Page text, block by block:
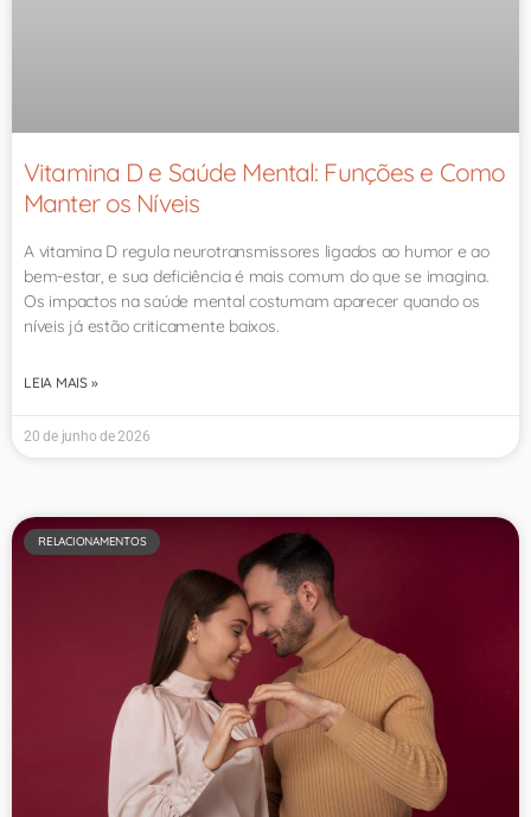
Vitamina D e Saúde Mental: Funções e Como
Manter os Níveis
A vitamina D regula neurotransmissores ligados ao humor e ao
bem-estar, e sua deficiência é mais comum do que se imagina.
Os impactos na saúde mental costumam aparecer quando os
níveis já estão criticamente baixos.
LEIA MAIS »
20 de junho de 2026
RELACIONAMENTOS